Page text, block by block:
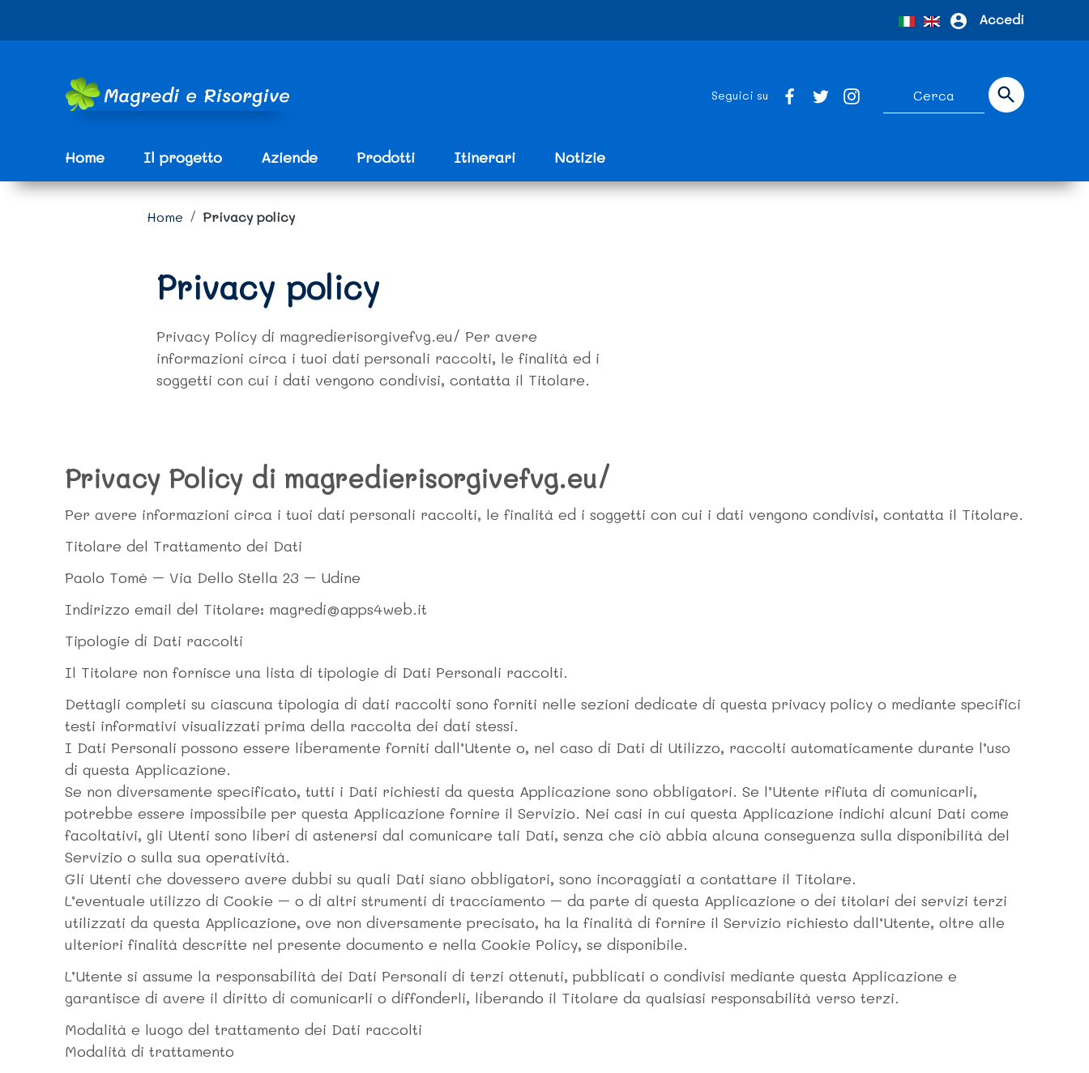
Accedi
Seguici su
Home Il progetto Aziende Prodotti Itinerari Notizie
Home / Privacy policy
Privacy policy
Privacy Policy di magredierisorgivefvg.eu/ Per avere
informazioni circa i tuoi dati personali raccolti, le finalità ed i
soggetti con cui i dati vengono condivisi, contatta il Titolare.
Privacy Policy di magredierisorgivefvg.eu/
Per avere informazioni circa i tuoi dati personali raccolti, le finalità ed i soggetti con cui i dati vengono condivisi, contatta il Titolare.
Titolare del Trattamento dei Dati
Paolo Tomè – Via Dello Stella 23 – Udine
Indirizzo email del Titolare: magredi@apps4web.it
Tipologie di Dati raccolti
Il Titolare non fornisce una lista di tipologie di Dati Personali raccolti.
Dettagli completi su ciascuna tipologia di dati raccolti sono forniti nelle sezioni dedicate di questa privacy policy o mediante specifici
testi informativi visualizzati prima della raccolta dei dati stessi.
I Dati Personali possono essere liberamente forniti dall’Utente o, nel caso di Dati di Utilizzo, raccolti automaticamente durante l’uso
di questa Applicazione.
Se non diversamente specificato, tutti i Dati richiesti da questa Applicazione sono obbligatori. Se l’Utente rifiuta di comunicarli,
potrebbe essere impossibile per questa Applicazione fornire il Servizio. Nei casi in cui questa Applicazione indichi alcuni Dati come
facoltativi, gli Utenti sono liberi di astenersi dal comunicare tali Dati, senza che ciò abbia alcuna conseguenza sulla disponibilità del
Servizio o sulla sua operatività.
Gli Utenti che dovessero avere dubbi su quali Dati siano obbligatori, sono incoraggiati a contattare il Titolare.
L’eventuale utilizzo di Cookie – o di altri strumenti di tracciamento – da parte di questa Applicazione o dei titolari dei servizi terzi
utilizzati da questa Applicazione, ove non diversamente precisato, ha la finalità di fornire il Servizio richiesto dall’Utente, oltre alle
ulteriori finalità descritte nel presente documento e nella Cookie Policy, se disponibile.
L’Utente si assume la responsabilità dei Dati Personali di terzi ottenuti, pubblicati o condivisi mediante questa Applicazione e
garantisce di avere il diritto di comunicarli o diffonderli, liberando il Titolare da qualsiasi responsabilità verso terzi.
Modalità e luogo del trattamento dei Dati raccolti
Modalità di trattamento